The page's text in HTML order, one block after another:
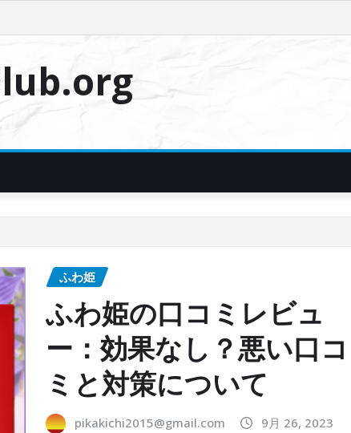
ふわ姫
ふわ姫の口コミレビュ
ー：効果なし？悪い口コ
ミと対策について
pikakichi2015@gmail.com
9月 26, 2023